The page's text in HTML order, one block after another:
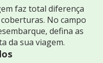
faz total diferença
No campo
defina as
da sua viagem.